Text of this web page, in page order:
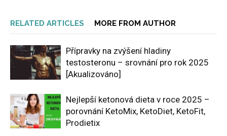
RELATED ARTICLES MORE FROM AUTHOR
Přípravky na zvýšení hladiny
testosteronu – srovnání pro rok 2025
[Akualizováno]
Nejlepší ketonová dieta v roce 2025 –
porovnání KetoMix, KetoDiet, KetoFit,
Prodietix